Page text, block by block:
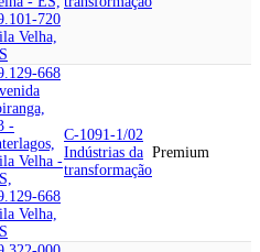
720
Velha,
668
-
Velha -
668
Velha,
C-1091-1/02
Indústrias da
transformação
Premium